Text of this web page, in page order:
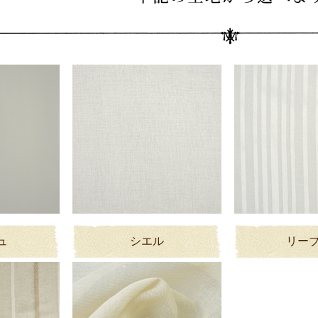
シエル リー